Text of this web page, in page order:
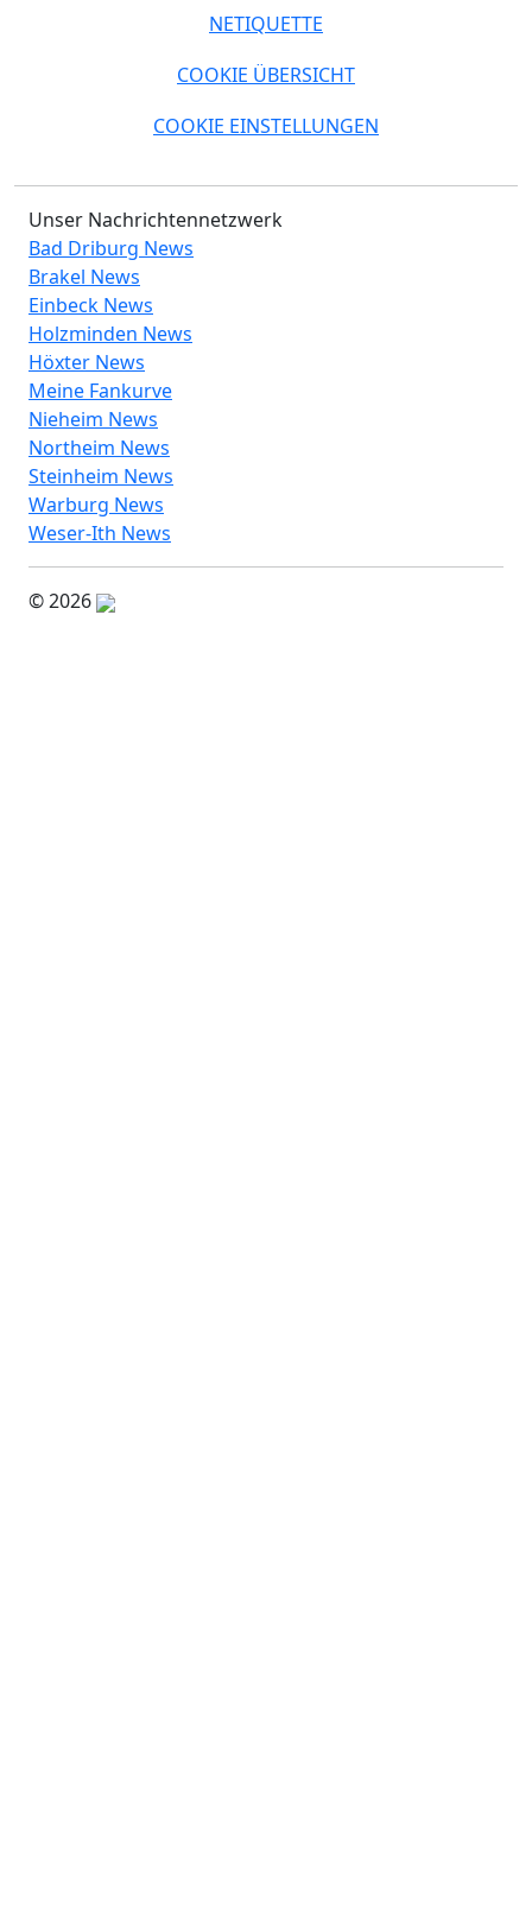
NETIQUETTE
COOKIE ÜBERSICHT
COOKIE EINSTELLUNGEN
Unser Nachrichtennetzwerk
Bad Driburg News
Brakel News
Einbeck News
Holzminden News
Höxter News
Meine Fankurve
Nieheim News
Northeim News
Steinheim News
Warburg News
Weser-Ith News
© 2026